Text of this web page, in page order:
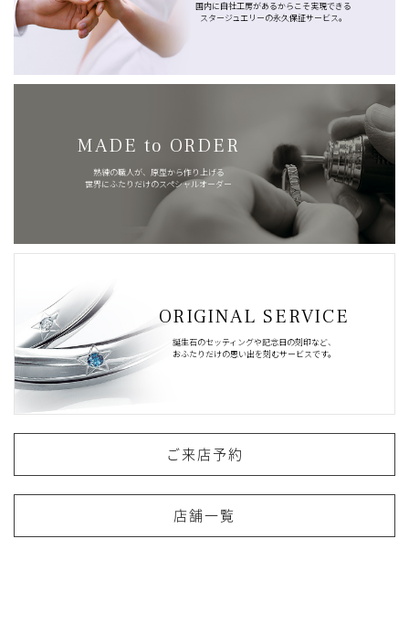
国内に自社工房があるからこそ実現できる
スタージュエリーの永久保証サービス。
MADE to ORDER
熟練の職人が、原型から作り上げる
世界にふたりだけのスペシャルオーダー
ORIGINAL SERVICE
誕生石のセッティングや記念日の刻印など、
おふたりだけの思い出を刻むサービスです。
ご来店予約
店舗一覧